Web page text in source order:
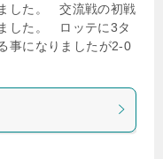
した。 交流戦の初戦
した。 ロッテに3タ
事になりましたが2-0